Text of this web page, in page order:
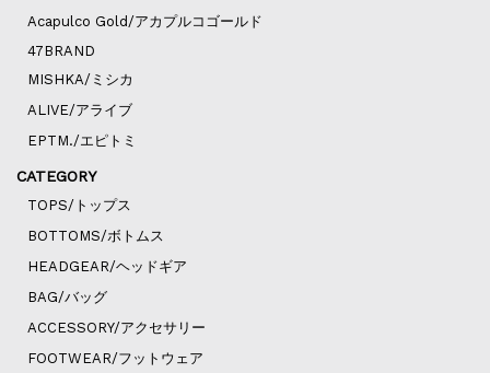
Acapulco Gold/アカプルコゴールド
47BRAND
MISHKA/ミシカ
ALIVE/アライブ
EPTM./エピトミ
CATEGORY
TOPS/トップス
BOTTOMS/ボトムス
HEADGEAR/ヘッドギア
BAG/バッグ
ACCESSORY/アクセサリー
FOOTWEAR/フットウェア